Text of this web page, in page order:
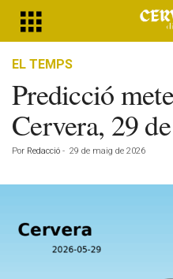
EL TEMPS
Predicció
Cervera, 29
Por Redacció - 29 de maig de 2026